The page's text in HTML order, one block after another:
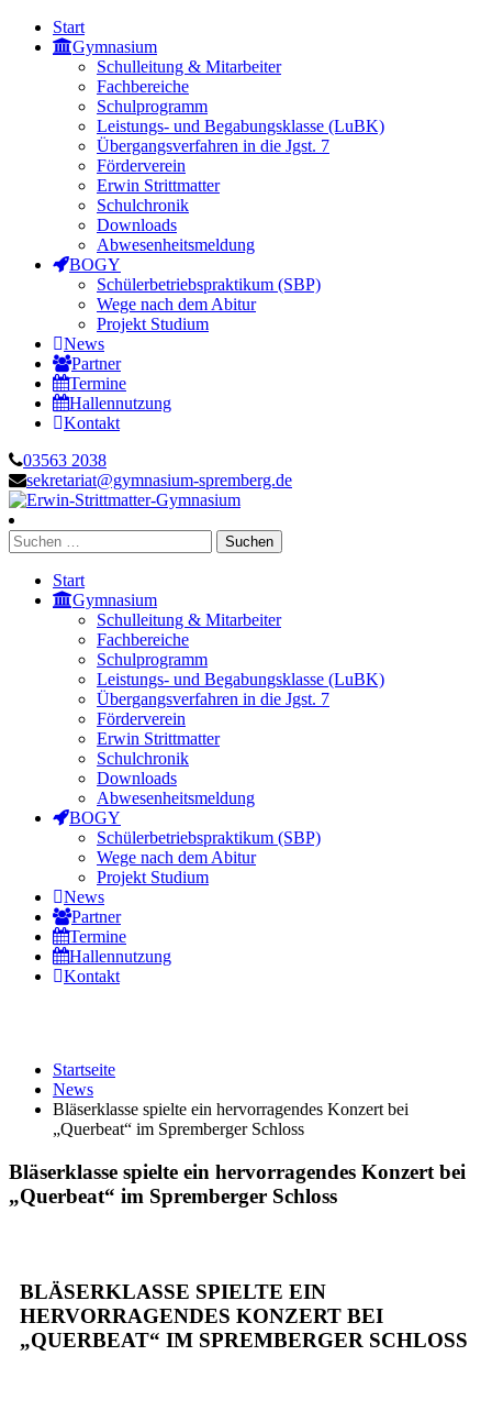
Start
Gymnasium
Schulleitung & Mitarbeiter
Fachbereiche
Schulprogramm
Leistungs- und Begabungsklasse (LuBK)
Übergangsverfahren in die Jgst. 7
Förderverein
Erwin Strittmatter
Schulchronik
Downloads
Abwesenheitsmeldung
BOGY
Schülerbetriebspraktikum (SBP)
Wege nach dem Abitur
Projekt Studium
News
Partner
Termine
Hallennutzung
Kontakt
03563 2038
sekretariat@gymnasium-spremberg.de
Start
Gymnasium
Schulleitung & Mitarbeiter
Fachbereiche
Schulprogramm
Leistungs- und Begabungsklasse (LuBK)
Übergangsverfahren in die Jgst. 7
Förderverein
Erwin Strittmatter
Schulchronik
Downloads
Abwesenheitsmeldung
BOGY
Schülerbetriebspraktikum (SBP)
Wege nach dem Abitur
Projekt Studium
News
Partner
Termine
Hallennutzung
Kontakt
Startseite
News
Bläserklasse spielte ein hervorragendes Konzert bei
„Querbeat“ im Spremberger Schloss
Bläserklasse spielte ein hervorragendes Konzert bei
„Querbeat“ im Spremberger Schloss
BLÄSERKLASSE SPIELTE EIN
HERVORRAGENDES KONZERT BEI
„QUERBEAT“ IM SPREMBERGER SCHLOSS